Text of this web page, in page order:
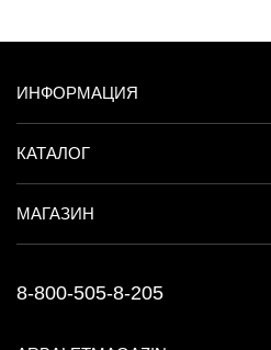
ИНФОРМАЦИЯ
КАТАЛОГ
МАГАЗИН
8-800-505-8-205